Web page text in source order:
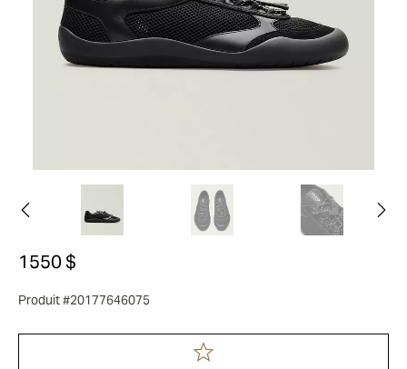
1550 $
Produit #20177646075